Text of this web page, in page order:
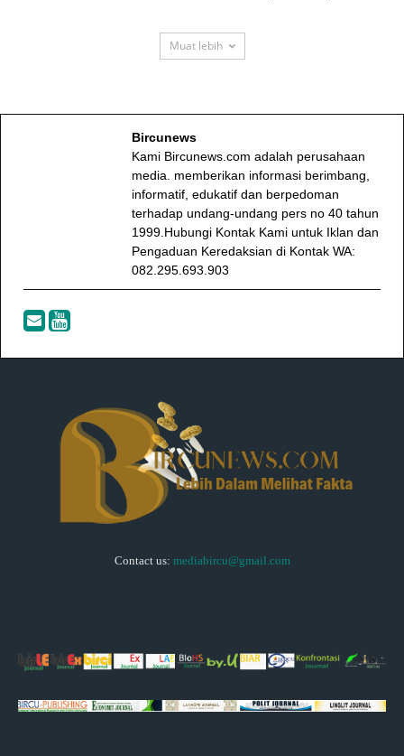
Muat lebih
Bircunews
Kami Bircunews.com adalah perusahaan
media. memberikan informasi berimbang,
informatif, edukatif dan berpedoman
terhadap undang-undang pers no 40 tahun
1999.Hubungi Kontak Kami untuk Iklan dan
Pengaduan Keredaksian di Kontak WA:
082.295.693.903
Contact us: mediabircu@gmail.com